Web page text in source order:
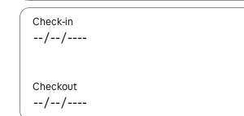
Check-in
Checkout